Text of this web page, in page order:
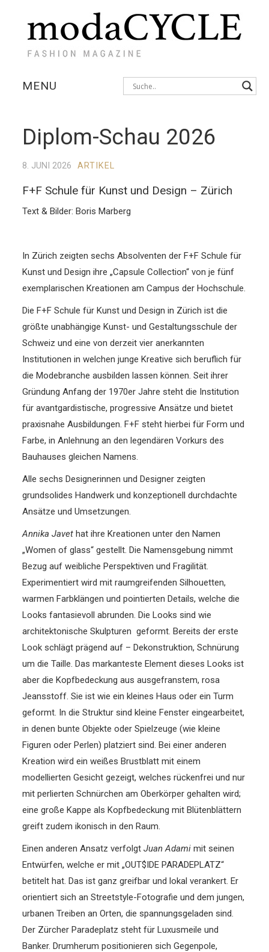
MENU
AUSSTELLUNGEN
INTERVIEWS
Diplom-Schau 2026
8. JUNI 2026 ARTIKEL
F+F Schule für Kunst und Design – Zürich
Text & Bilder: Boris Marberg
In Zürich zeigten sechs Absolventen der F+F Schule für
Kunst und Design ihre „Capsule Collection“ von je fünf
exemplarischen Kreationen am Campus der Hochschule.
Die F+F Schule für Kunst und Design in Zürich ist die
größte unabhängige Kunst- und Gestaltungsschule der
Schweiz und eine von derzeit vier anerkannten
Institutionen in welchen junge Kreative sich beruflich für
die Modebranche ausbilden lassen können. Seit ihrer
Gründung Anfang der 1970er Jahre steht die Institution
für avantgardistische, progressive Ansätze und bietet
praxisnahe Ausbildungen. F+F steht hierbei für Form und
Farbe, in Anlehnung an den legendären Vorkurs des
Bauhauses gleichen Namens.
Alle sechs Designerinnen und Designer zeigten
grundsolides Handwerk und konzeptionell durchdachte
Ansätze und Umsetzungen.
Annika Javet hat ihre Kreationen unter den Namen
„Women of glass“ gestellt. Die Namensgebung nimmt
Bezug auf weibliche Perspektiven und Fragilität.
Experimentiert wird mit raumgreifenden Silhouetten,
warmen Farbklängen und pointierten Details, welche die
Looks fantasievoll abrunden. Die Looks sind wie
architektonische Skulpturen geformt. Bereits der erste
Look schlägt prägend auf – Dekonstruktion, Schnürung
um die Taille. Das markanteste Element dieses Looks ist
aber die Kopfbedeckung aus ausgefranstem, rosa
Jeansstoff. Sie ist wie ein kleines Haus oder ein Turm
geformt. In die Struktur sind kleine Fenster eingearbeitet,
in denen bunte Objekte oder Spielzeuge (wie kleine
Figuren oder Perlen) platziert sind. Bei einer anderen
Kreation wird ein weißes Brustblatt mit einem
modellierten Gesicht gezeigt, welches rückenfrei und nur
mit perlierten Schnürchen am Oberkörper gehalten wird;
eine große Kappe als Kopfbedeckung mit Blütenblättern
greift zudem ikonisch in den Raum.
Einen anderen Ansatz verfolgtJuan Adami mit seinen
Entwürfen, welche er mit „OUT$IDE PARADEPLATZ“
betitelt hat. Das ist ganz greifbar und lokal verankert. Er
orientiert sich an Streetstyle-Fotografie und dem jungen,
urbanen Treiben an Orten, die spannungsgeladen sind.
Der Zürcher Paradeplatz steht für Luxusmeile und
Banker. Drumherum positionieren sich Gegenpole,